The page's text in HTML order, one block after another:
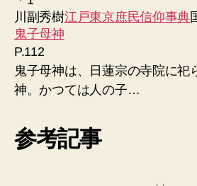
川副秀樹江戸東京庶民信仰事典
鬼子母神
P.112
鬼子母神は、日蓮宗の寺院に祀
神。かつては人の子…
参考記事